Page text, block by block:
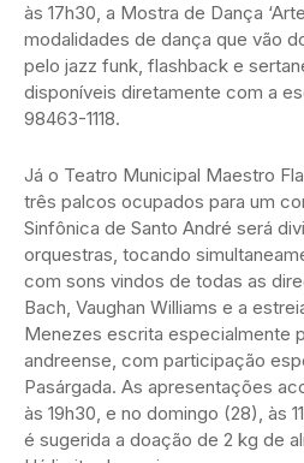
às 17h30, a Mostra de Dança
modalidades de dança que vão
pelo jazz funk, flashback e
disponíveis diretamente com a
98463-1118.
Já o Teatro Municipal Maestro
três palcos ocupados para um
Sinfônica de Santo André será
orquestras, tocando
com sons vindos de todas as
Bach, Vaughan Williams e a
Menezes escrita especialmente
andreense, com participação
Pasárgada. As apresentações
às 19h30, e no domingo (28), às
é sugerida a doação de 2 kg de